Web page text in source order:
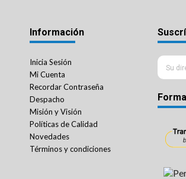
Información
Inicia Sesión
Mi Cuenta
Recordar Contraseña
Despacho
Misión y Visión
Políticas de Calidad
Novedades
Términos y condiciones